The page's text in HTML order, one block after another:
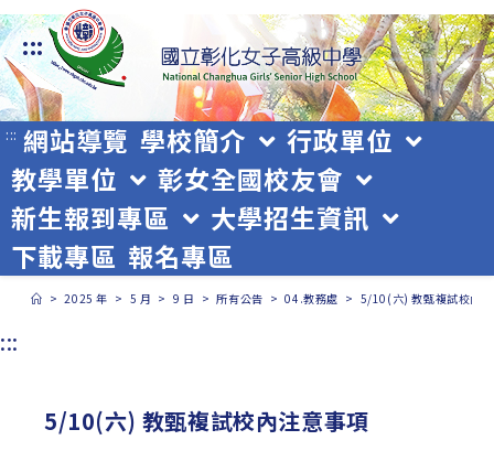
跳
轉
至
主
要
內
容
:::
::: 網站導覽 學校簡介
行政單位
教學單位
彰女全國校友會
新生報到專區
大學招生資訊
下載專區 報名專區
> 2025 年 > 5 月 > 9 日 > 所有公告 > 04.教務處 > 5/10(六) 教甄複試校內
:::
5/10(六) 教甄複試校內注意事項